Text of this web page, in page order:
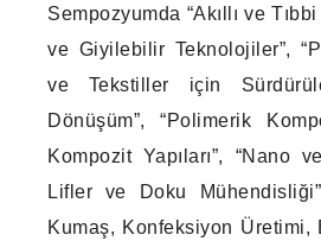
Sempozyumda “Akıllı ve
ve Giyilebilir Teknolojiler”,
ve Tekstiller için
Dönüşüm”, “Polimerik
Kompozit Yapıları”, “Nano
Lifler ve Doku
Kumaş, Konfeksiyon Üretimi,